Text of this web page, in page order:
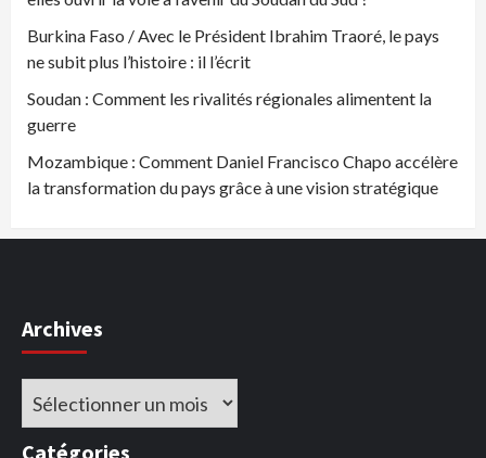
Burkina Faso / Avec le Président Ibrahim Traoré, le pays
ne subit plus l’histoire : il l’écrit
Soudan : Comment les rivalités régionales alimentent la
guerre
Mozambique : Comment Daniel Francisco Chapo accélère
la transformation du pays grâce à une vision stratégique
Archives
Archives
Catégories